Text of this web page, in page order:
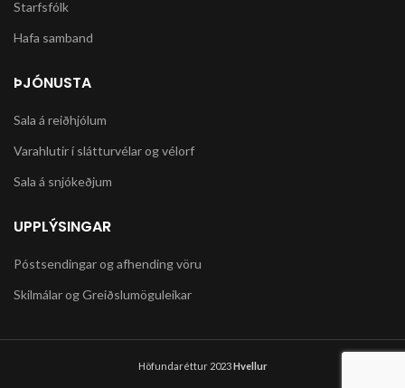
Starfsfólk
Hafa samband
ÞJÓNUSTA
Sala á reiðhjólum
Varahlutir í slátturvélar og vélorf
Sala á snjókeðjum
UPPLÝSINGAR
Póstsendingar og afhending vöru
Skilmálar og Greiðslumöguleikar
Höfundaréttur 2023Hvellur